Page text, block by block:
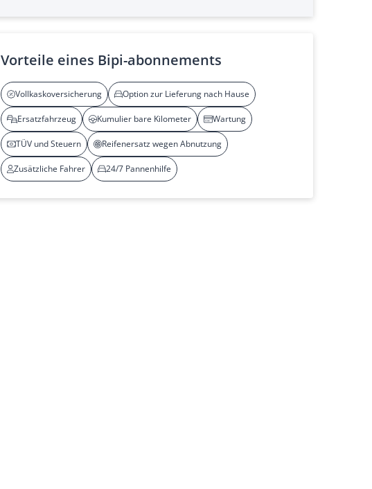
Vorteile eines Bipi-abonnements
Vollkaskoversicherung Option zur Lieferung nach Hause
Ersatzfahrzeug Kumulier bare Kilometer Wartung
TÜV und Steuern Reifenersatz wegen Abnutzung
Zusätzliche Fahrer 24/7 Pannenhilfe